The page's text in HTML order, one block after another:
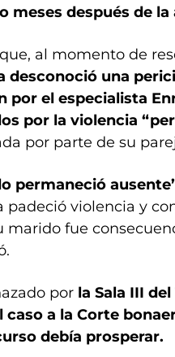
meses después de la
al momento de
desconoció una
por el especialista
por la violencia
por parte de su
permaneció
violencia y
fue
por la Sala III
a la Corte
debía prosperar.